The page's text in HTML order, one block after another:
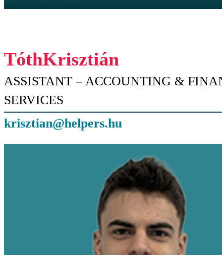
Krisztián
Tóth
ASSISTANT – ACCOUNTING &
SERVICES
krisztian@helpers.hu